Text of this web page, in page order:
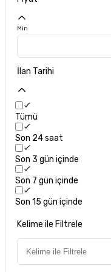
Min
İlan Tarihi
Tümü
Son 24 saat
Son 3 gün içinde
Son 7 gün içinde
Son 15 gün içinde
Kelime ile Filtrele